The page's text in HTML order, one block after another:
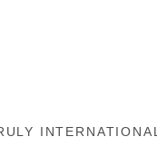
INTERNATIONAL